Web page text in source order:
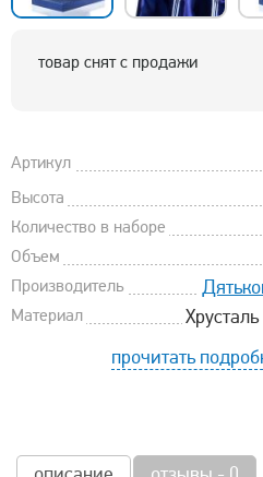
товар снят с продажи
Артикул
Высота
Количество в наборе
Объем
Производитель
Материал
прочитать